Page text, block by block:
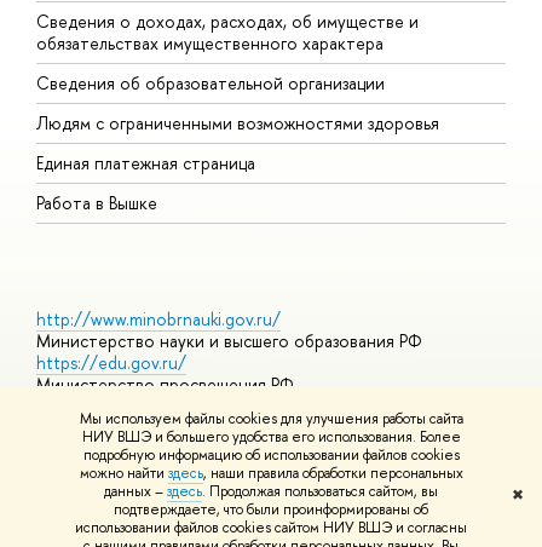
Мы используем файлы cookies для улучшения работы сайта
НИУ ВШЭ и большего удобства его использования. Более
подробную информацию об использовании файлов cookies
можно найти здесь, наши правила обработки персональных
данных –здесь. Продолжая пользоваться сайтом, вы
подтверждаете, что были проинформированы об
использовании файлов cookies сайтом НИУ ВШЭ и согласны
✖
Сведения о доходах, расходах, об имуществе и
обязательствах имущественного характера
Сведения об образовательной организации
Людям с ограниченными возможностями здоровья
Единая платежная страница
Работа в Вышке
http://www.minobrnauki.gov.ru/
Министерство науки и высшего образования РФ
https://edu.gov.ru/
Министерство просвещения РФ
Массовые открытые онлайн-курсы
© НИУ ВШЭ 1993–2026 Адреса и контактыУсловия
использования материалов Политика конфиденциальности